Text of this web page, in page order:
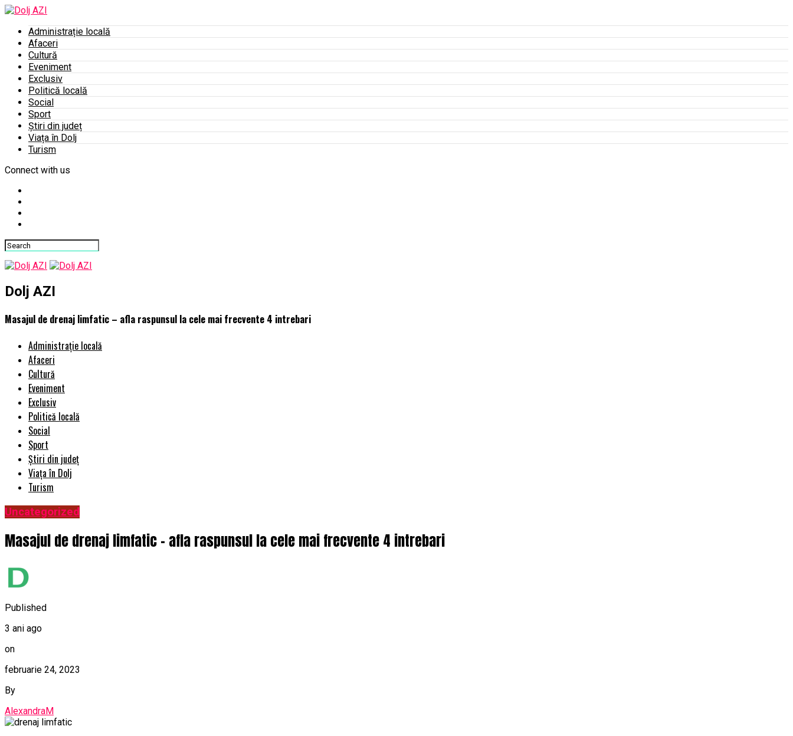
Administrație locală
Afaceri
Cultură
Eveniment
Exclusiv
Politică locală
Social
Sport
Știri din județ
Viața în Dolj
Turism
Connect with us
Dolj AZI
Masajul de drenaj limfatic – afla raspunsul la cele mai frecvente 4 intrebari
Administrație locală
Afaceri
Cultură
Eveniment
Exclusiv
Politică locală
Social
Sport
Știri din județ
Viața în Dolj
Turism
Uncategorized
Masajul de drenaj limfatic – afla raspunsul la cele mai frecvente 4 intrebari
Published
3 ani ago
on
februarie 24, 2023
By
AlexandraM